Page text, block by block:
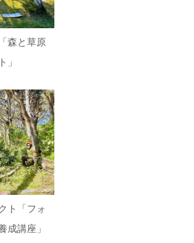
森と草原
」
ト「フォ
成講座」